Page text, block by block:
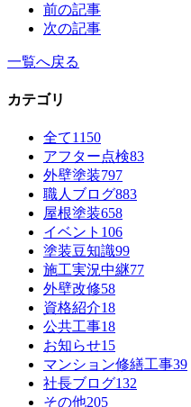
前の記事
次の記事
一覧へ戻る
カテゴリ
全て1150
アフター点検83
外壁塗装797
職人ブログ883
屋根塗装658
イベント 106
塗装豆知識99
施工実況中継77
外壁改修58
資格紹介18
公共工事18
お知らせ15
マンション修繕工事39
社長ブログ132
その他205